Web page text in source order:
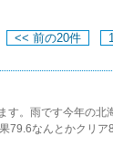
<< 前の20件 1
す。雨です今年の
79.6なんとかクリ